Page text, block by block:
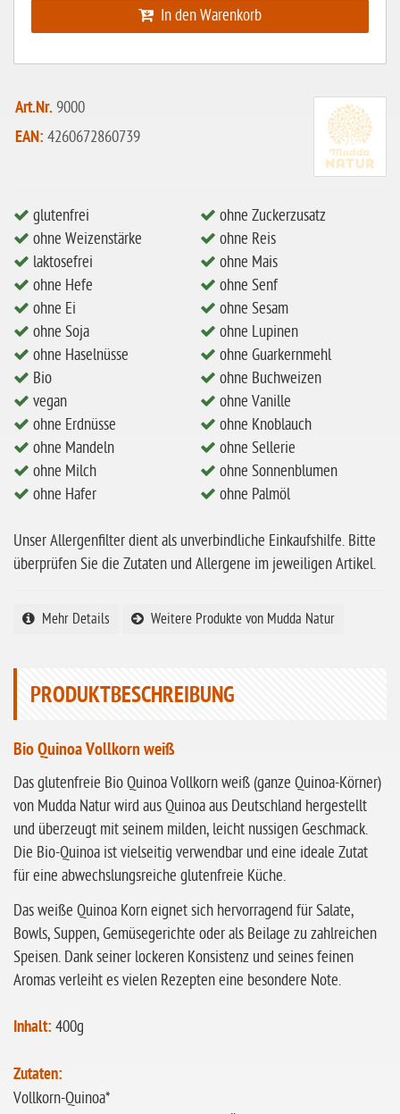
ohne Soja
vegan
ohne Erdnüsse
eiweißarm / PKU
ohne Mandeln
ohne Milch
ohne Hafer
ohne Zuckerzusatz
ohne Reis
ohne Mais
ohne Senf
ohne Sesam
ohne Lupinen
ohne Knoblauch
glutenfrei
ohne
Sonnenblumen
ohne Palmöl
In den Warenkorb
Art.Nr. 9000
EAN: 4260672860739
glutenfrei
ohne Weizenstärke
laktosefrei
ohne Hefe
ohne Ei
ohne Soja
ohne Haselnüsse
Bio
vegan
ohne Erdnüsse
ohne Mandeln
ohne Milch
ohne Hafer
ohne Zuckerzusatz
ohne Reis
ohne Mais
ohne Senf
ohne Sesam
ohne Lupinen
ohne Guarkernmehl
ohne Buchweizen
ohne Vanille
ohne Knoblauch
ohne Sellerie
ohne Sonnenblumen
ohne Palmöl
Unser Allergenfilter dient als unverbindliche Einkaufshilfe. Bitte
überprüfen Sie die Zutaten und Allergene im jeweiligen Artikel.
Mehr Details Weitere Produkte von Mudda Natur
PRODUKTBESCHREIBUNG
Bio Quinoa Vollkorn weiß
Das glutenfreie Bio Quinoa Vollkorn weiß (ganze Quinoa-Körner)
von Mudda Natur wird aus Quinoa aus Deutschland hergestellt
und überzeugt mit seinem milden, leicht nussigen Geschmack.
Die Bio-Quinoa ist vielseitig verwendbar und eine ideale Zutat
für eine abwechslungsreiche glutenfreie Küche.
Das weiße Quinoa Korn eignet sich hervorragend für Salate,
Bowls, Suppen, Gemüsegerichte oder als Beilage zu zahlreichen
Speisen. Dank seiner lockeren Konsistenz und seines feinen
Aromas verleiht es vielen Rezepten eine besondere Note.
Inhalt: 400g
Zutaten:
Vollkorn-Quinoa*